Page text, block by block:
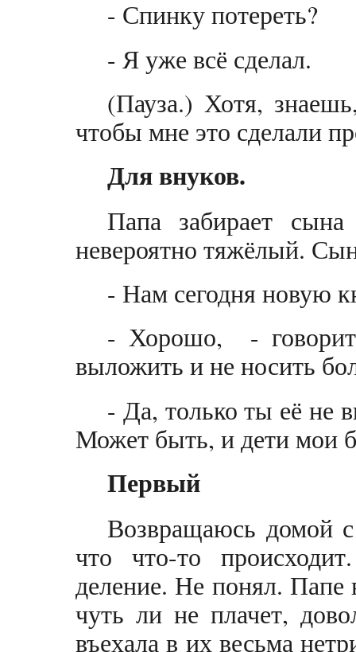
- Спинку потереть?
- Я уже всё сделал.
(Пауза.) Хотя,
чтобы мне это сделали
Для внуков.
Папа забирает
невероятно тяжёлый.
- Нам сегодня новую
- Хорошо, -
выложить и не носить
- Да, только ты её не
Может быть, и дети мои
Первый
Возвращаюсь домой
что что-то
деление. Не понял. Папе
чуть ли не плачет,
въехала в их весьма